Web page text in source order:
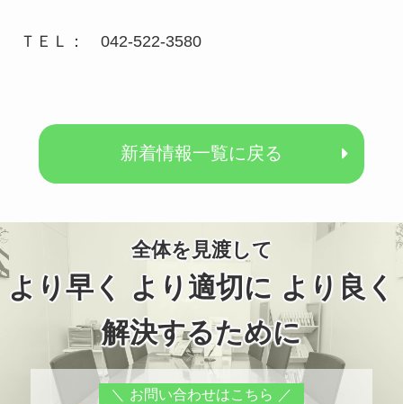
ＴＥＬ： 042-522-3580
新着情報一覧に戻る
全体を見渡して
より早く より適切に より良く
解決するために
お問い合わせはこちら